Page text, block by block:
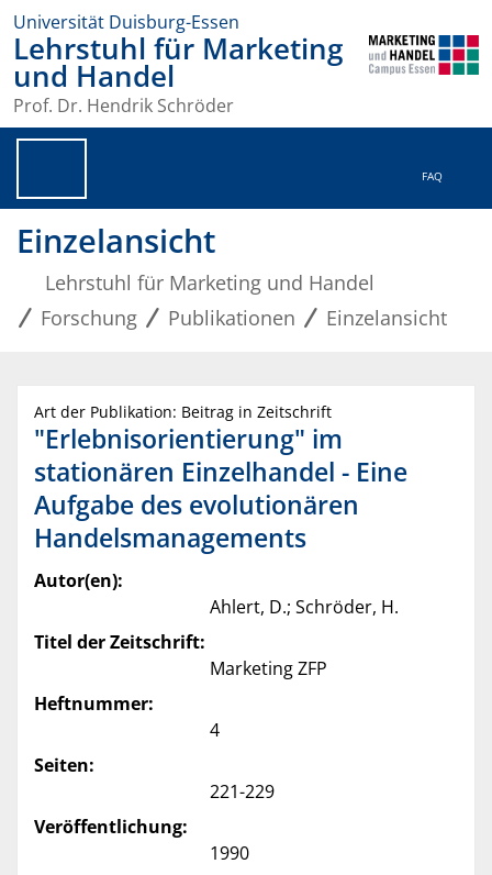
Universität Duisburg-Essen
Lehrstuhl für Marketing
und Handel
Prof. Dr. Hendrik Schröder
FAQ
Einzelansicht
Lehrstuhl für Marketing und Handel
Forschung
Publikationen Einzelansicht
Art der Publikation: Beitrag in Zeitschrift
"Erlebnisorientierung" im
stationären Einzelhandel - Eine
Aufgabe des evolutionären
Handelsmanagements
Autor(en):
Ahlert, D.; Schröder, H.
Titel der Zeitschrift:
Marketing ZFP
Heftnummer:
4
Seiten:
221-229
Veröffentlichung:
1990